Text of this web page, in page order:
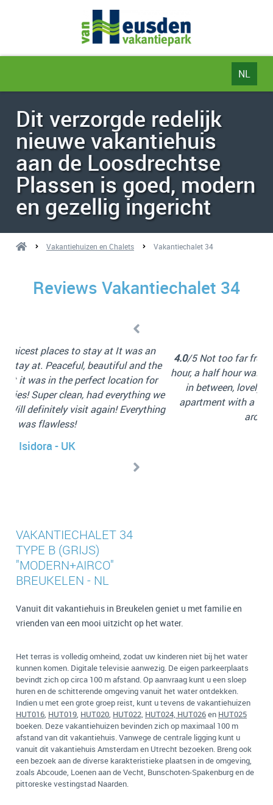
NL
Dit verzorgde redelijk
nieuwe vakantiehuis
aan de Loosdrechtse
Plassen is goed, modern
en gezellig ingericht
Vakantiehuizen en Chalets Vakantiechalet 34
Reviews Vakantiechalet 34
4.0/5 Not too far from Amsterdam central, around an
hour, a half hour walk and a 20 minute walk with a bus
in between, lovely location, nice and scenic, nice
apartment with a balcony, nice communication, all
around good stay 👍
VAKANTIECHALET 34
TYPE B (GRIJS)
"MODERN+AIRCO"
BREUKELEN - NL
Vanuit dit vakantiehuis in Breukelen geniet u met familie en
vrienden van een mooi uitzicht op het water.
Het terras is volledig omheind, zodat uw kinderen niet bij het water
kunnen komen. Digitale televisie aanwezig. De eigen parkeerplaats
bevindt zich op circa 100 m afstand. Op aanvraag kunt u een sloep
huren en de schitterende omgeving vanuit het water ontdekken.
Indien u met een grote groep reist, kunt u tevens de vakantiehuizen
HUT016, HUT019, HUT020, HUT022, HUT024, HUT026en HUT025
boeken. Deze vakantiehuizen bevinden zich op maximaal 100 m
afstand van dit vakantiehuis. Vanwege de centrale ligging kunt u
vanuit dit vakantiehuis Amsterdam en Utrecht bezoeken. Breng ook
een bezoek aan de diverse karakteristieke plaatsen in de omgeving,
zoals Abcoude, Loenen aan de Vecht, Bunschoten-Spakenburg en de
pittoreske vestingstad Naarden.